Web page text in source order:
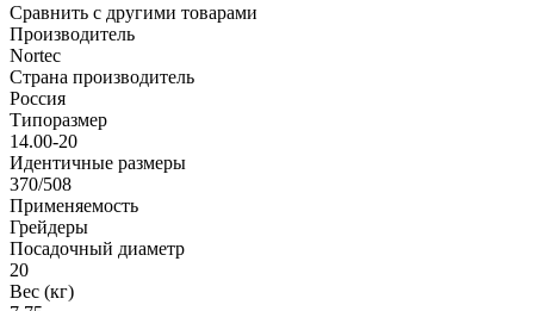
Сравнить с другими товарами
Производитель
Nortec
Страна производитель
Россия
Типоразмер
14.00-20
Идентичные размеры
370/508
Применяемость
Грейдеры
Посадочный диаметр
20
Вес (кг)